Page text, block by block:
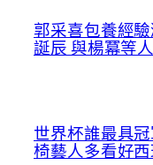
郭采喜包養經
誕辰 與楊冪等
世界杯誰最具
椅藝人多看好